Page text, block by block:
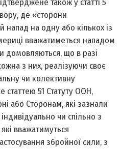
також у статті 5
де «сторони
на одну або кількох із
вважатиметься нападом
домовляються, що в разі
з них, реалізуючи своє
чи колективну
51 Статуту ООН,
або Сторонам, які зазнали
чи спільно з
вважатимуться
збройної сили, з